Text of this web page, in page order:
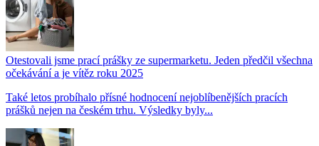
Otestovali jsme prací prášky ze supermarketu. Jeden předčil všechna
očekávání a je vítěz roku 2025
Také letos probíhalo přísné hodnocení nejoblíbenějších pracích
prášků nejen na českém trhu. Výsledky byly...